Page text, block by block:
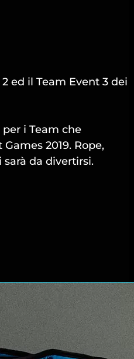
ed il Team Event 3 dei
i Team che
2019. Rope,
sarà da divertirsi.